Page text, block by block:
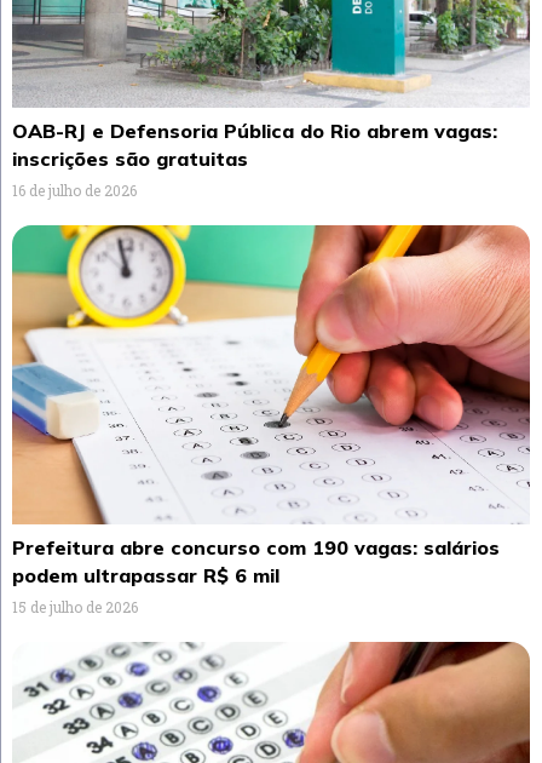
OAB-RJ e Defensoria Pública do Rio abrem vagas:
inscrições são gratuitas
16 de julho de 2026
Prefeitura abre concurso com 190 vagas: salários
podem ultrapassar R$ 6 mil
15 de julho de 2026